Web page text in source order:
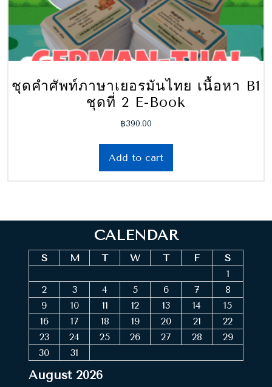
ชุดคำศัพท์ภาษาเยอรมันไทย เนื้อหา B1
ชุดที่ 2 E-Book
฿390.00
Add to cart
CALENDAR
August 2026
S M T W T F
S
1
2
3 4 5 6 7
8
9
10 11 12 13 14
15
16
17 18 19 20 21
22
23
24 25 26 27 28
29
30
31